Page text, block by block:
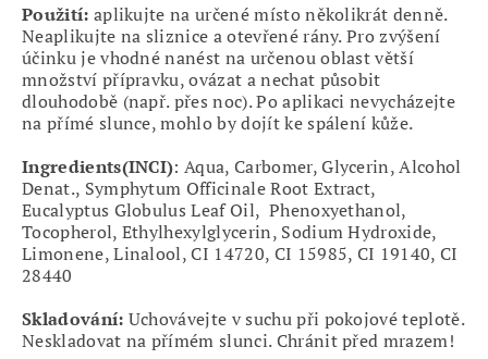
Použití: aplikujte na určené místo několikrát denně.
Neaplikujte na sliznice a otevřené rány. Pro zvýšení
účinku je vhodné nanést na určenou oblast větší
množství přípravku, ovázat a nechat působit
dlouhodobě (např. přes noc). Po aplikaci nevycházejte
na přímé slunce, mohlo by dojít ke spálení kůže.
Ingredients(INCI): Aqua, Carbomer, Glycerin, Alcohol
Denat., Symphytum Officinale Root Extract,
Eucalyptus Globulus Leaf Oil, Phenoxyethanol,
Tocopherol, Ethylhexylglycerin, Sodium Hydroxide,
Limonene, Linalool, CI 14720, CI 15985, CI 19140, CI
28440
Skladování: Uchovávejte v suchu při pokojové teplotě.
Neskladovat na přímém slunci. Chránit před mrazem!